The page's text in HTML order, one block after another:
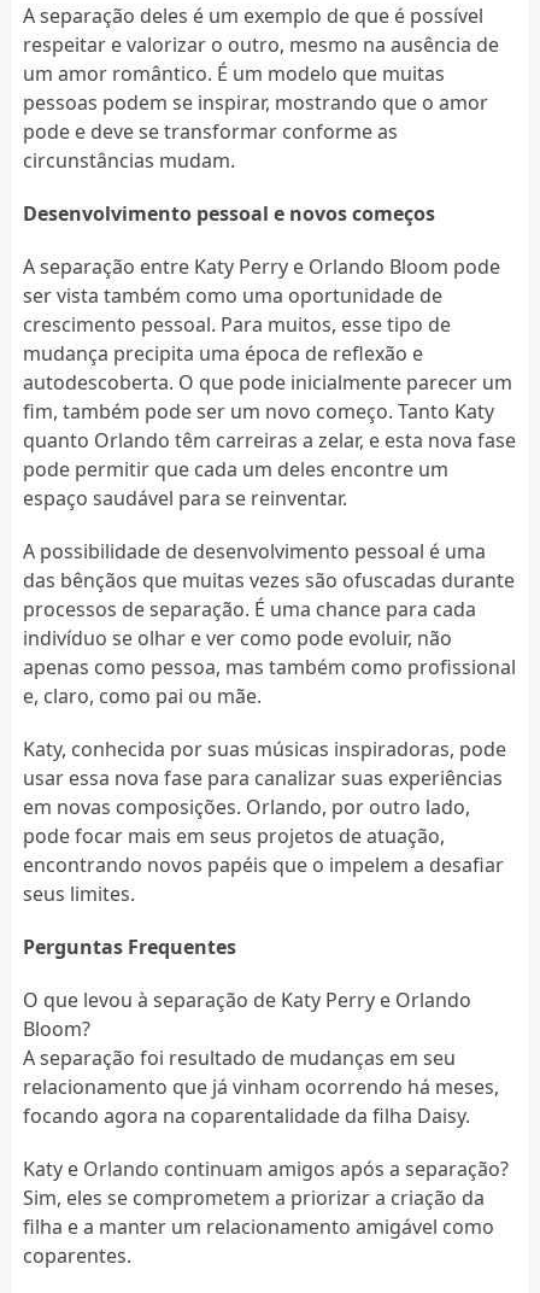
A separação deles é um exemplo de que é possível
respeitar e valorizar o outro, mesmo na ausência de
um amor romântico. É um modelo que muitas
pessoas podem se inspirar, mostrando que o amor
pode e deve se transformar conforme as
circunstâncias mudam.
Desenvolvimento pessoal e novos começos
A separação entre Katy Perry e Orlando Bloom pode
ser vista também como uma oportunidade de
crescimento pessoal. Para muitos, esse tipo de
mudança precipita uma época de reflexão e
autodescoberta. O que pode inicialmente parecer um
fim, também pode ser um novo começo. Tanto Katy
quanto Orlando têm carreiras a zelar, e esta nova fase
pode permitir que cada um deles encontre um
espaço saudável para se reinventar.
A possibilidade de desenvolvimento pessoal é uma
das bênçãos que muitas vezes são ofuscadas durante
processos de separação. É uma chance para cada
indivíduo se olhar e ver como pode evoluir, não
apenas como pessoa, mas também como profissional
e, claro, como pai ou mãe.
Katy, conhecida por suas músicas inspiradoras, pode
usar essa nova fase para canalizar suas experiências
em novas composições. Orlando, por outro lado,
pode focar mais em seus projetos de atuação,
encontrando novos papéis que o impelem a desafiar
seus limites.
Perguntas Frequentes
O que levou à separação de Katy Perry e Orlando
Bloom?
A separação foi resultado de mudanças em seu
relacionamento que já vinham ocorrendo há meses,
focando agora na coparentalidade da filha Daisy.
Katy e Orlando continuam amigos após a separação?
Sim, eles se comprometem a priorizar a criação da
filha e a manter um relacionamento amigável como
coparentes.